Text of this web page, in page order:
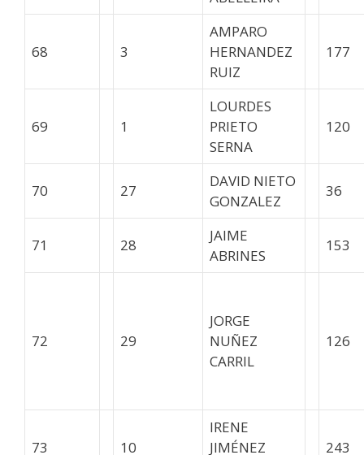
68 3
AMPARO
HERNANDEZ
RUIZ
177
69 1
LOURDES
PRIETO
SERNA
120
70 27
DAVID NIETO
GONZALEZ
36
71 28
JAIME
ABRINES
153
72 29
JORGE
NUÑEZ
CARRIL
126
73 10
IRENE
JIMÉNEZ
243